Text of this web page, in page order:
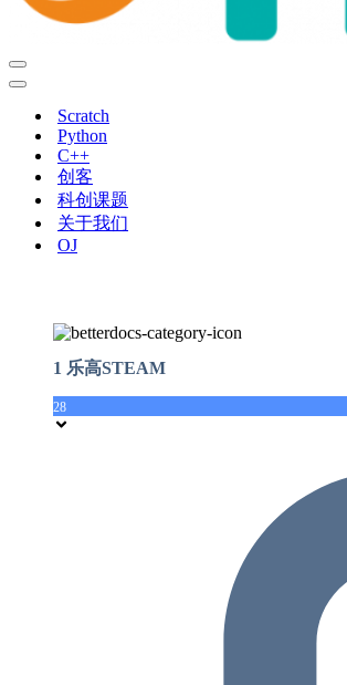
导
航
导
Scratch
Python
C++
创客
科创课题
关于我们
OJ
1 乐高STEAM
28